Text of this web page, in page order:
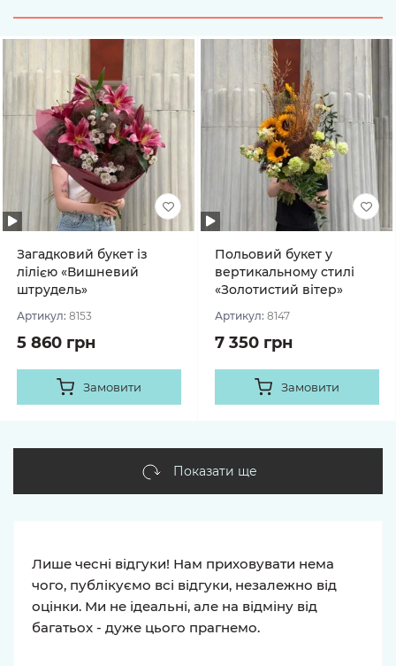
Загадковий букет із
лілією «Вишневий
штрудель»
Артикул: 8153
5 860 грн
Замовити
Польовий букет у
вертикальному стилі
«Золотистий вітер»
Артикул: 8147
7 350 грн
Замовити
Показати ще
Лише чесні відгуки! Нам приховувати нема
чого, публікуємо всі відгуки, незалежно від
оцінки. Ми не ідеальні, але на відміну від
багатьох - дуже цього прагнемо.